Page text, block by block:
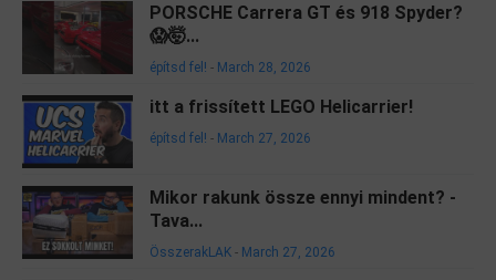
PORSCHE Carrera GT és 918 Spyder?
😱🤯...
építsd fel! - March 28, 2026
itt a frissített LEGO Helicarrier!
építsd fel! - March 27, 2026
Mikor rakunk össze ennyi mindent? -
Tava...
ÖsszerakLAK - March 27, 2026